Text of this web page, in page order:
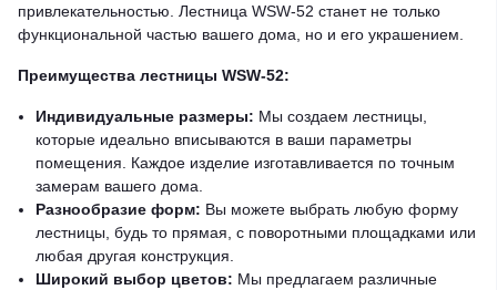
привлекательностью. Лестница WSW-52 станет не только
функциональной частью вашего дома, но и его украшением.
Преимущества лестницы WSW-52:
Индивидуальные размеры: Мы создаем лестницы,
которые идеально вписываются в ваши параметры
помещения. Каждое изделие изготавливается по точным
замерам вашего дома.
Разнообразие форм: Вы можете выбрать любую форму
лестницы, будь то прямая, с поворотными площадками или
любая другая конструкция.
Широкий выбор цветов: Мы предлагаем различные